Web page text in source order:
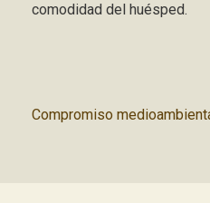
comodidad del huésped.
Compromiso